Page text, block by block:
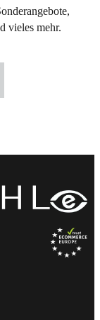
vieles mehr.